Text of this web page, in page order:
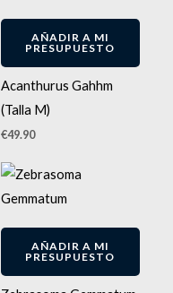
AÑADIR A MI
PRESUPUESTO
Acanthurus Gahhm
(Talla M)
€49.90
AÑADIR A MI
PRESUPUESTO